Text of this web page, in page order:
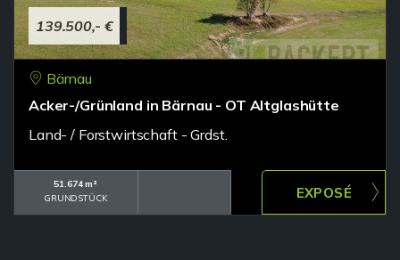
139.500,- €
Bärnau
Acker-/Grünland in Bärnau - OT Altglashütte
Land- / Forstwirtschaft - Grdst.
51.674 m²
GRUNDSTÜCK